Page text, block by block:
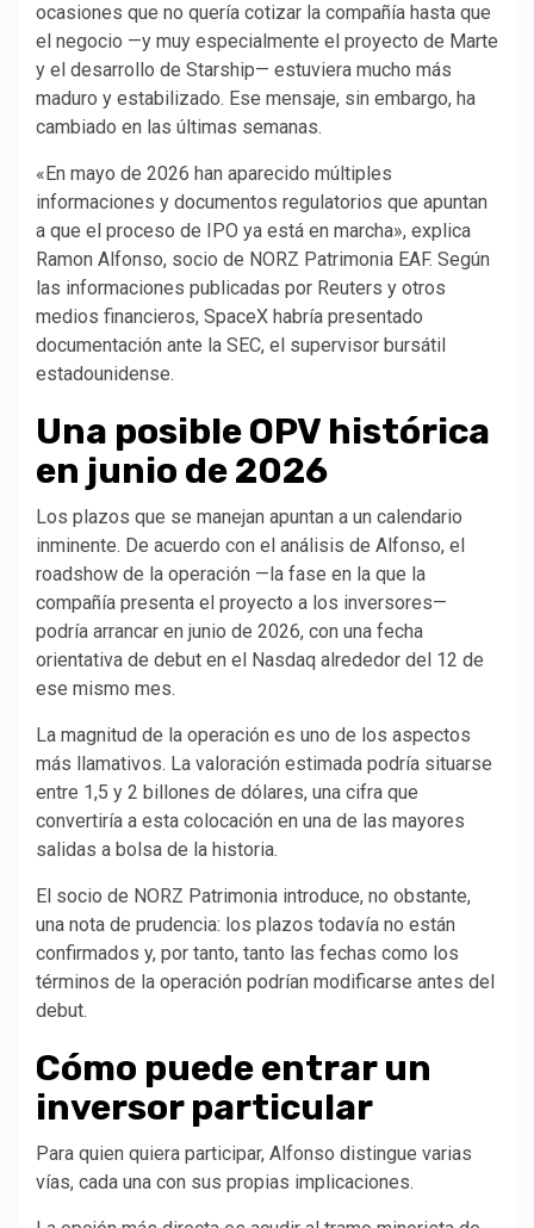
ocasiones que no quería cotizar la compañía hasta que
el negocio —y muy especialmente el proyecto de Marte
y el desarrollo de Starship— estuviera mucho más
maduro y estabilizado. Ese mensaje, sin embargo, ha
cambiado en las últimas semanas.
«En mayo de 2026 han aparecido múltiples
informaciones y documentos regulatorios que apuntan
a que el proceso de IPO ya está en marcha», explica
Ramon Alfonso, socio de NORZ Patrimonia EAF. Según
las informaciones publicadas por Reuters y otros
medios financieros, SpaceX habría presentado
documentación ante la SEC, el supervisor bursátil
estadounidense.
Una posible OPV histórica
en junio de 2026
Los plazos que se manejan apuntan a un calendario
inminente. De acuerdo con el análisis de Alfonso, el
roadshow de la operación —la fase en la que la
compañía presenta el proyecto a los inversores—
podría arrancar en junio de 2026, con una fecha
orientativa de debut en el Nasdaq alrededor del 12 de
ese mismo mes.
La magnitud de la operación es uno de los aspectos
más llamativos. La valoración estimada podría situarse
entre 1,5 y 2 billones de dólares, una cifra que
convertiría a esta colocación en una de las mayores
salidas a bolsa de la historia.
El socio de NORZ Patrimonia introduce, no obstante,
una nota de prudencia: los plazos todavía no están
confirmados y, por tanto, tanto las fechas como los
términos de la operación podrían modificarse antes del
debut.
Cómo puede entrar un
inversor particular
Para quien quiera participar, Alfonso distingue varias
vías, cada una con sus propias implicaciones.